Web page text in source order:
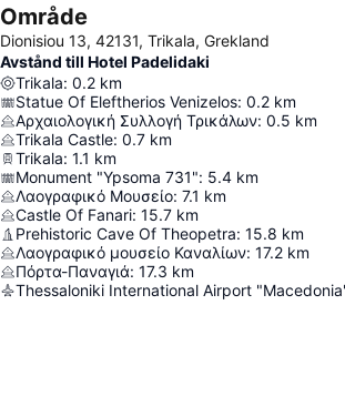
Område
Dionisiou 13, 42131, Trikala, Grekland
Avstånd till Hotel Padelidaki
Trikala: 0.2 km
Statue Of Eleftherios Venizelos: 0.2 km
Αρχαιολογική Συλλογή Τρικάλων: 0.5 km
Trikala Castle: 0.7 km
Trikala: 1.1 km
Monument "Ypsoma 731": 5.4 km
Λαογραφικό Μουσείο: 7.1 km
Castle Of Fanari: 15.7 km
Prehistoric Cave Of Theopetra: 15.8 km
Λαογραφικό μουσείο Καναλίων: 17.2 km
Πόρτα-Παναγιά: 17.3 km
Thessaloniki International Airport